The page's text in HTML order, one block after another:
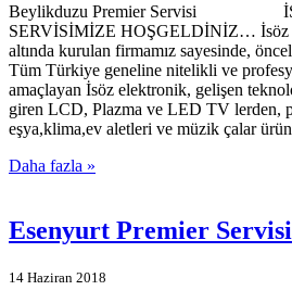
Beylikduzu Premier Servisi
SERVİSİMİZE HOŞGELDİNİZ… İsöz
altında kurulan firmamız sayesinde,
Tüm Türkiye geneline nitelikli ve
amaçlayan İsöz elektronik, gelişen
giren LCD, Plazma ve LED TV lerden,
eşya,klima,ev aletleri ve müzik çalar
Daha fazla »
Esenyurt Premier Servisi
14 Haziran 2018